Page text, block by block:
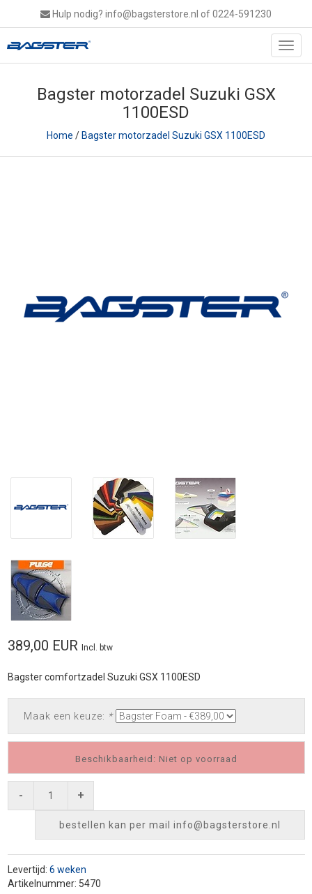
Hulp nodig? info@bagsterstore.nl of 0224-591230
Bagster motorzadel Suzuki GSX
1100ESD
Home /Bagster motorzadel Suzuki GSX 1100ESD
389,00 EUR Incl. btw
Bagster comfortzadel Suzuki GSX 1100ESD
Maak een keuze: *
Beschikbaarheid: Niet op voorraad
- +
bestellen kan per mail info@bagsterstore.nl
Levertijd: 6 weken
Artikelnummer: 5470